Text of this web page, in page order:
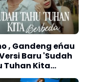
, Gandeng eńau
Baru 'Sudah
Tuhan Kita